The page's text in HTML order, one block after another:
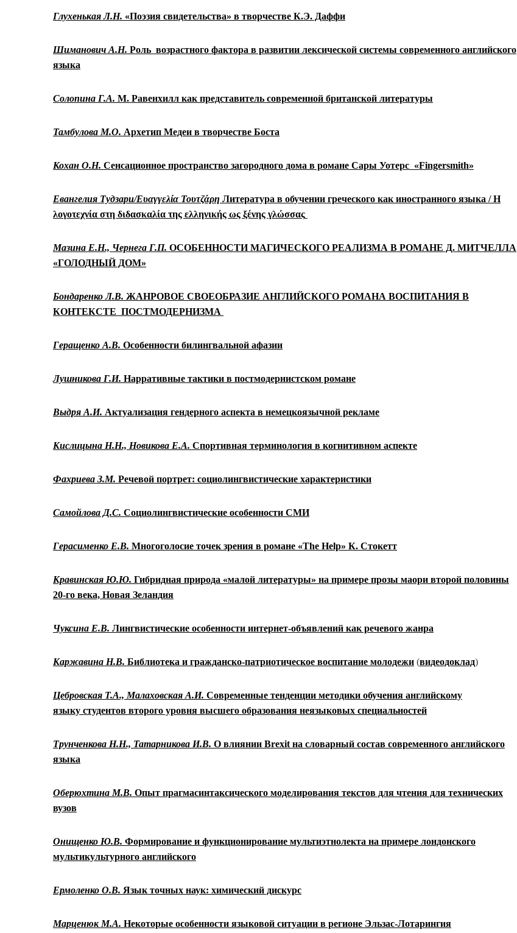
Глухенькая Л.Н. «Поэзия свидетельства» в творчестве К.Э. Даффи
Шиманович А.Н. Роль возрастного фактора в развитии лексической системы современного английского
языка
Солопина Г.А. М. Равенхилл как представитель современной британской литературы
Тамбулова М.О. Архетип Медеи в творчестве Боста
Кохан О.Н. Сенсационное пространство загородного дома в романе Сары Уотерс «Fingersmith»
Евангелия Тудзари/Ευαγγελία Τουτζάρη Литература в обучении греческого как иностранного языка /Η
λογοτεχνία στη διδασκαλία της ελληνικής ως ξένης γλώσσας
Мазина Е.Н., Чернега Г.П. ОСОБЕННОСТИ МАГИЧЕСКОГО РЕАЛИЗМА В РОМАНЕ Д. МИТЧЕЛЛА
«ГОЛОДНЫЙ ДОМ»
Бондаренко Л.В. ЖАНРОВОЕ СВОЕОБРАЗИЕ АНГЛИЙСКОГО РОМАНА ВОСПИТАНИЯ В
КОНТЕКСТЕ ПОСТМОДЕРНИЗМА
Геращенко А.В. Особенности билингвальной афазии
Лушникова Г.И. Нарративные тактики в постмодернистском романе
Выдря А.И. Актуализация гендерного аспекта в немецкоязычной рекламе
Кислицына Н.Н., Новикова Е.А. Спортивная терминология в когнитивном аспекте
Фахриева З.М. Речевой портрет: социолингвистические характеристики
Самойлова Д.С. Социолингвистические особенности СМИ
Герасименко Е.В. Многоголосие точек зрения в романе «The Help» К. Стокетт
Кравинская Ю.Ю. Гибридная природа «малой литературы» на примере прозы маори второй половины
20-го века, Новая Зеландия
Чуксина Е.В. Лингвистические особенности интернет-объявлений как речевого жанра
Каржавина Н.В. Библиотека и гражданско-патриотическое воспитание молодежи (видеодоклад)
Цебровская Т.А., Малаховская А.И. Современные тенденции методики обучения английскому
языку студентов второго уровня высшего образования неязыковых специальностей
Трунченкова Н.Н., Татарникова И.В. О влиянии Brexit на словарный состав современного английского
языка
Оберюхтина М.В. Опыт прагмасинтаксического моделирования текстов для чтения для технических
вузов
Онищенко Ю.В. Формирование и функционирование мультиэтнолекта на примере лондонского
мультикультурного английского
Ермоленко О.В. Язык точных наук: химический дискурс
Марценюк М.А. Некоторые особенности языковой ситуации в регионе Эльзас-Лотарингия